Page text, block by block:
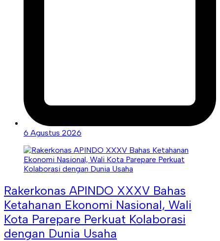
6 Agustus 2026
Rakerkonas APINDO XXXV Bahas
Ketahanan Ekonomi Nasional, Wali
Kota Parepare Perkuat Kolaborasi
dengan Dunia Usaha